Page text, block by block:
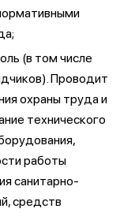
(в том числе
Проводит
охраны труда и
технического
работы
санитарно-
средств